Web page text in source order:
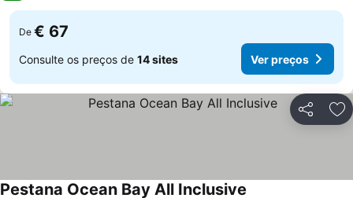
De € 67
Consulte os preços de 14 sites Ver preços
Partilhar
Pestana Ocean Bay All Inclusive